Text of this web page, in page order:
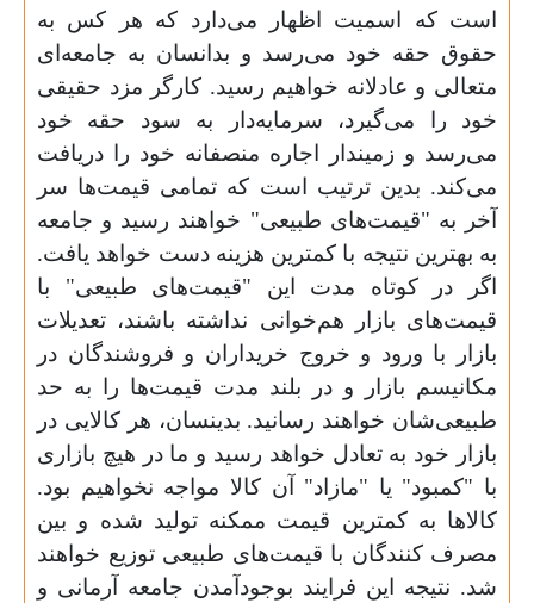
است که اسمیت اظهار می‌دارد که هر کس به
حقوق حقه خود می‌رسد و بدانسان به جامعه‌ای
متعالی و عادلانه خواهیم رسید. کارگر مزد حقیقی
خود را می‌گیرد، سرمایه‌دار به سود حقه خود
می‌رسد و زمیندار اجاره منصفانه خود را دریافت
می‌کند. بدین ترتیب است که تمامی قیمت‌ها سر
آخر به "قیمت‌های طبیعی" خواهند رسید و جامعه
به بهترین نتیجه با کمترین هزینه دست خواهد یافت.
اگر در کوتاه مدت این "قیمت‌های طبیعی" با
قیمت‌های بازار هم‌خوانی نداشته باشند، تعدیلات
بازار با ورود و خروج خریداران و فروشندگان در
مکانیسم بازار و در بلند مدت قیمت‌‌ها را به حد
طبیعی‌شان خواهند رسانید. بدینسان، هر کالایی در
بازار خود به تعادل خواهد رسید و ما در هیچ بازاری
با "کمبود" یا "مازاد" آن کالا مواجه نخواهیم بود.
کالاها به کمترین قیمت ممکنه تولید شده و بین
مصرف کنندگان با قیمت‌های طبیعی توزیع خواهند
شد. نتیجه این فرایند بوجودآمدن جامعه آرمانی و